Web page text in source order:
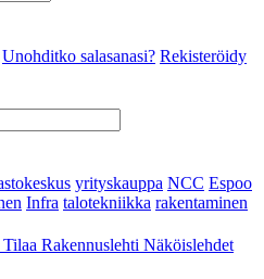
Unohditko salasanasi? Rekisteröidy
yrityskauppa NCC Espoo
Infra talotekniikka rakentaminen
Tilaa Rakennuslehti Näköislehdet